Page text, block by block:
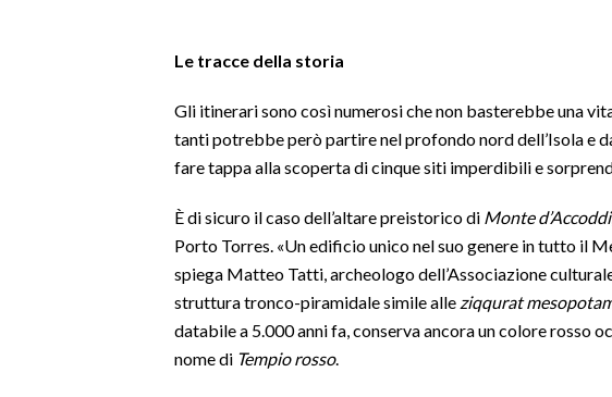
Le tracce della storia
Gli itinerari sono così numerosi che non basterebbe una
tanti potrebbe però partire nel profondo nord dell’Isola e
fare tappa alla scoperta di cinque siti imperdibili e
È di sicuro il caso dell’altare preistorico di Monte d’Accoddi
Porto Torres. «Un edificio unico nel suo genere in tutto il
spiega Matteo Tatti, archeologo dell’Associazione
struttura tronco-piramidale simile alle ziqqurat
databile a 5.000 anni fa, conserva ancora un colore rosso
nome di Tempio rosso.